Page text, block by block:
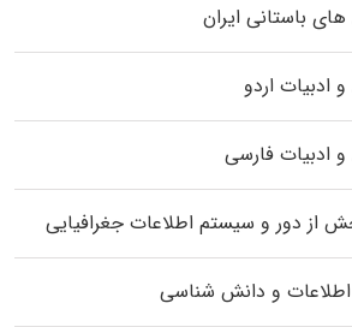
باستانی ایران
ادبیات اردو
ادبیات فارسی
از دور و سیستم اطلاعات جغرافیایی
و دانش شناسی